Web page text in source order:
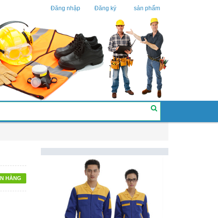
Đăng nhập Đăng ký sản phẩm
HÀNG